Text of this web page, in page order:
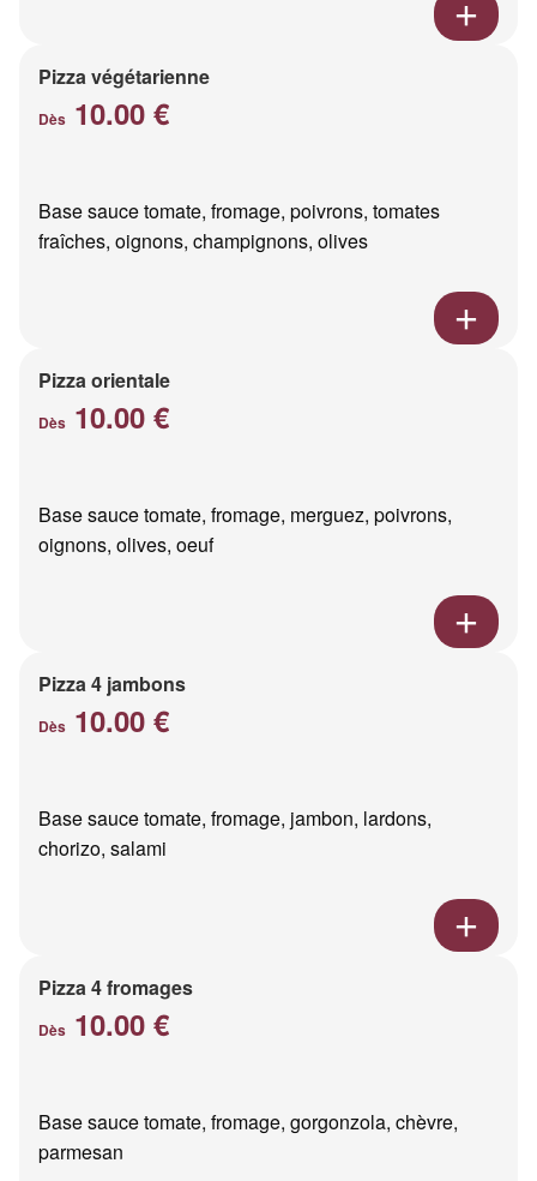
Pizza végétarienne
Dès 10.00 €
Base sauce tomate, fromage, poivrons, tomates
fraîches, oignons, champignons, olives
Pizza orientale
Dès 10.00 €
Base sauce tomate, fromage, merguez, poivrons,
oignons, olives, oeuf
Pizza 4 jambons
Dès 10.00 €
Base sauce tomate, fromage, jambon, lardons,
chorizo, salami
Pizza 4 fromages
Dès 10.00 €
Base sauce tomate, fromage, gorgonzola, chèvre,
parmesan